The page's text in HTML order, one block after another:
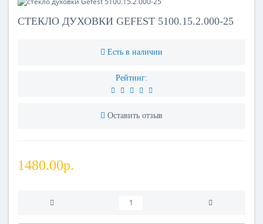
СТЕКЛО ДУХОВКИ GEFEST 5100.15.2.000-25
Есть в наличии
Рейтинг:
Оставить отзыв
1480.00р.